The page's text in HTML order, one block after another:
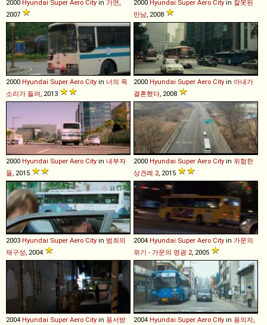
2000 Hyundai Super Aero City in 가면,
2007
2000 Hyundai Super Aero City in 잘못된
만남, 2008
2000 Hyundai Super Aero City in 너의 목
소리가 들려, 2013
2000 Hyundai Super Aero City in 아내가
결혼했다, 2008
2000 Hyundai Super Aero City in 내부자
들, 2015
2000 Hyundai Super Aero City in 위험한
상견례 2, 2015
2003 Hyundai Super Aero City in 범죄의
재구성, 2004
2004 Hyundai Super Aero City in 가문의
위기 - 가문의 영광 2, 2005
2004 Hyundai Super Aero City in 용서받
2004 Hyundai Super Aero City in 용의자,